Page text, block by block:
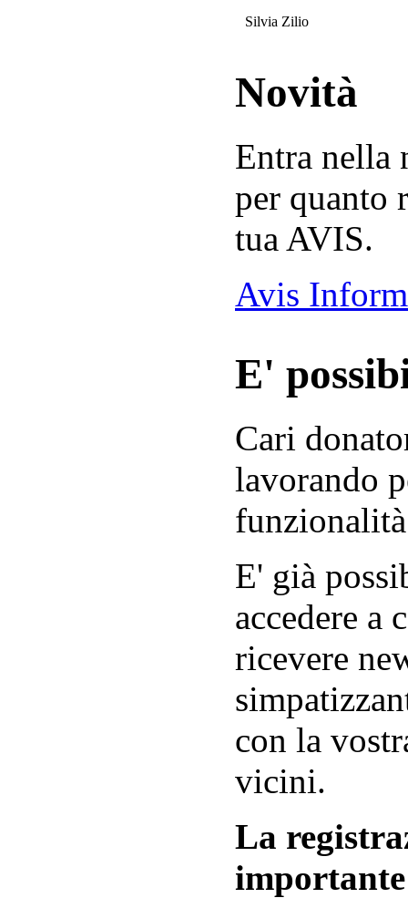
Silvia Zilio
Novità
Entra nella
per quanto
tua AVIS.
Avis
E'
Cari
lavorando
E' già
accedere a
ricevere
con la
vicini.
La